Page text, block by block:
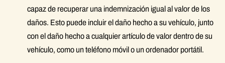
capaz de recuperar una indemnización igual al valor de los
daños. Esto puede incluir el daño hecho a su vehículo, junto
con el daño hecho a cualquier artículo de valor dentro de su
vehículo, como un teléfono móvil o un ordenador portátil.